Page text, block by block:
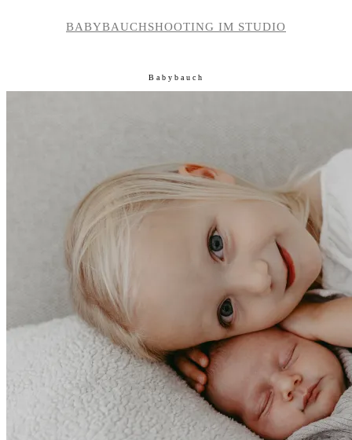
BABYBAUCHSHOOTING IM STUDIO
Babybauch